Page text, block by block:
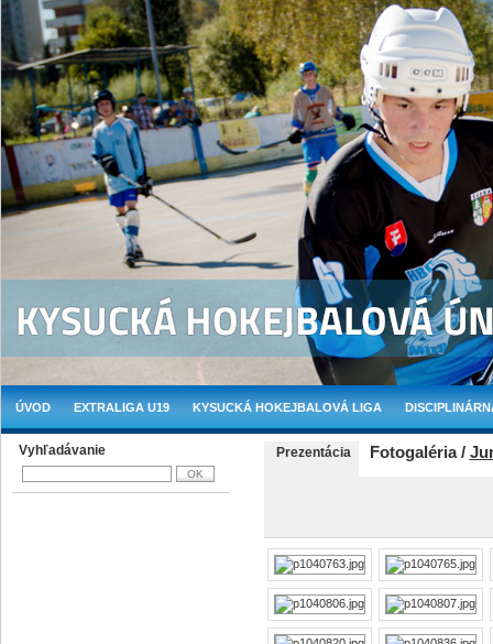
ÚVOD EXTRALIGA U19 KYSUCKÁ HOKEJBALOVÁ LIGA
Vyhľadávanie Prezentácia Fotogaléria /